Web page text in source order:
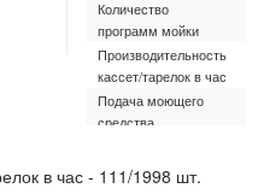
Количество
программ мойки
Производительность
кассет/тарелок в час
Подача моющего
средства
ополаскивающего
средства
в час - 111/1998 шт.